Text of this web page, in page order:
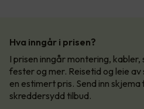
Hva inngår i prisen?
I prisen inngår montering,
fester og mer. Reisetid og leie
en estimert pris. Send inn
skreddersydd tilbud.